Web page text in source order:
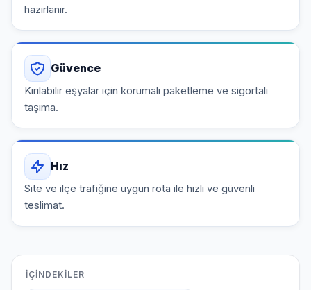
hazırlanır.
Güvence
Kırılabilir eşyalar için korumalı paketleme ve sigortalı
taşıma.
Hız
Site ve ilçe trafiğine uygun rota ile hızlı ve güvenli
teslimat.
İÇINDEKILER